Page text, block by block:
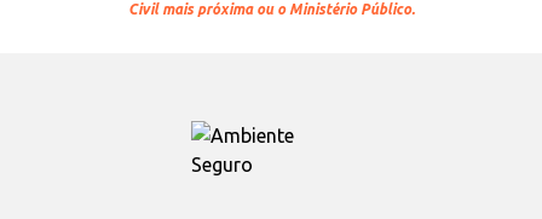
Civil mais próxima ou o Ministério Público.